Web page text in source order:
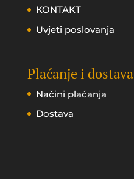
KONTAKT
Uvjeti poslovanja
Plaćanje i dostava
Načini plaćanja
Dostava